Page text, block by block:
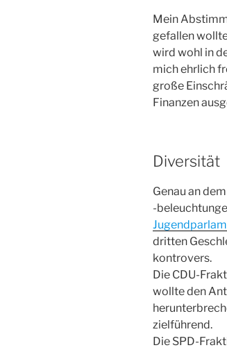
Mein
gefallen
wird wohl in
mich ehrlich
große
Finanzen
Diversität
Genau an
-
dritten
kontrovers.
Die CDU-
wollte den
zielführend.
Die SPD-